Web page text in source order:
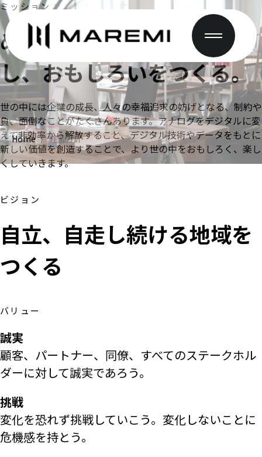
Home / 経営方針
ミッション
めんどくさいをデジタル化
し、おもしろいをつくる。
世の中には企業の成長、人々の幸福追求の妨げとなる、制約や
負、面倒なことがたくさんあります。アナログをデジタルに変
えて非効率から解放すること、デジタル技術やデータをもとに
新しい価値を創造することで、より世の中をおもしろく、楽し
くしていきます。
ビジョン
自立、自走し続ける地域を
つくる
バリュー
誠実
顧客、パートナー、同僚、すべてのステークホル
ダーに対して誠実であろう。
挑戦
変化を恐れず挑戦していこう。変化しないことに
危機感を持とう。